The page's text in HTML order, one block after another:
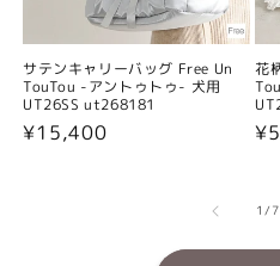
サテンキャリーバッグ Free Un
TouTou -アントゥトゥ- 犬用
UT26SS ut268181
通
¥15,400
花
通
格
1/の
7